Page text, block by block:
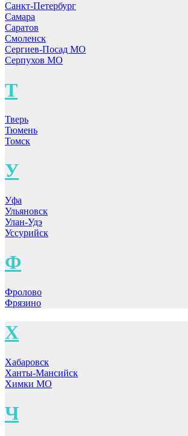
Санкт-Петербург
Самара
Саратов
Смоленск
Сергиев-Посад МО
Серпухов МО
Т
Тверь
Тюмень
Томск
У
Уфа
Ульяновск
Улан-Удэ
Уссурийск
Ф
Фролово
Фрязино
Х
Хабаровск
Ханты-Мансийск
Химки МО
Ч